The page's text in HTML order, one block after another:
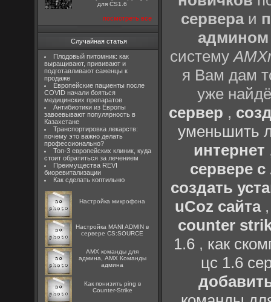
для CS1.6
посмотреть все
Случайная статья
Плодовый питомник: как
выращивают, прививают и
подготавливают саженцы к
продаже
Европейские пациенты после
COVID начали бояться
медицинских препаратов
Антибиотики из Европы
завоевывают популярность в
Казахстане
Транспортировка лекарств:
почему это важно делать
профессионально?
Топ-3 европейских клиник, куда
стоит обратиться за лечением
Преимущества REVI
биоревитализации
Как сделать коптильню
Настройка микрофона
Настройка MANI ADMIN в
сервере CS:SOURCE
AMX команды для
админа, AMX Команды
админа
Как понизить ping в
Counter-Strike
сервераи
админом
систему
я Вам дам
уже
сервер ,
уменьшить
интернет
сервере
создать
uCoz сайта
counter
1.6, как
цс 1.6